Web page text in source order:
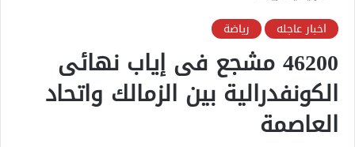
اخبار عاجله رياضة
46200 مشجع فى إياب نهائى
الكونفدرالية بين الزمالك واتحاد
العاصمة